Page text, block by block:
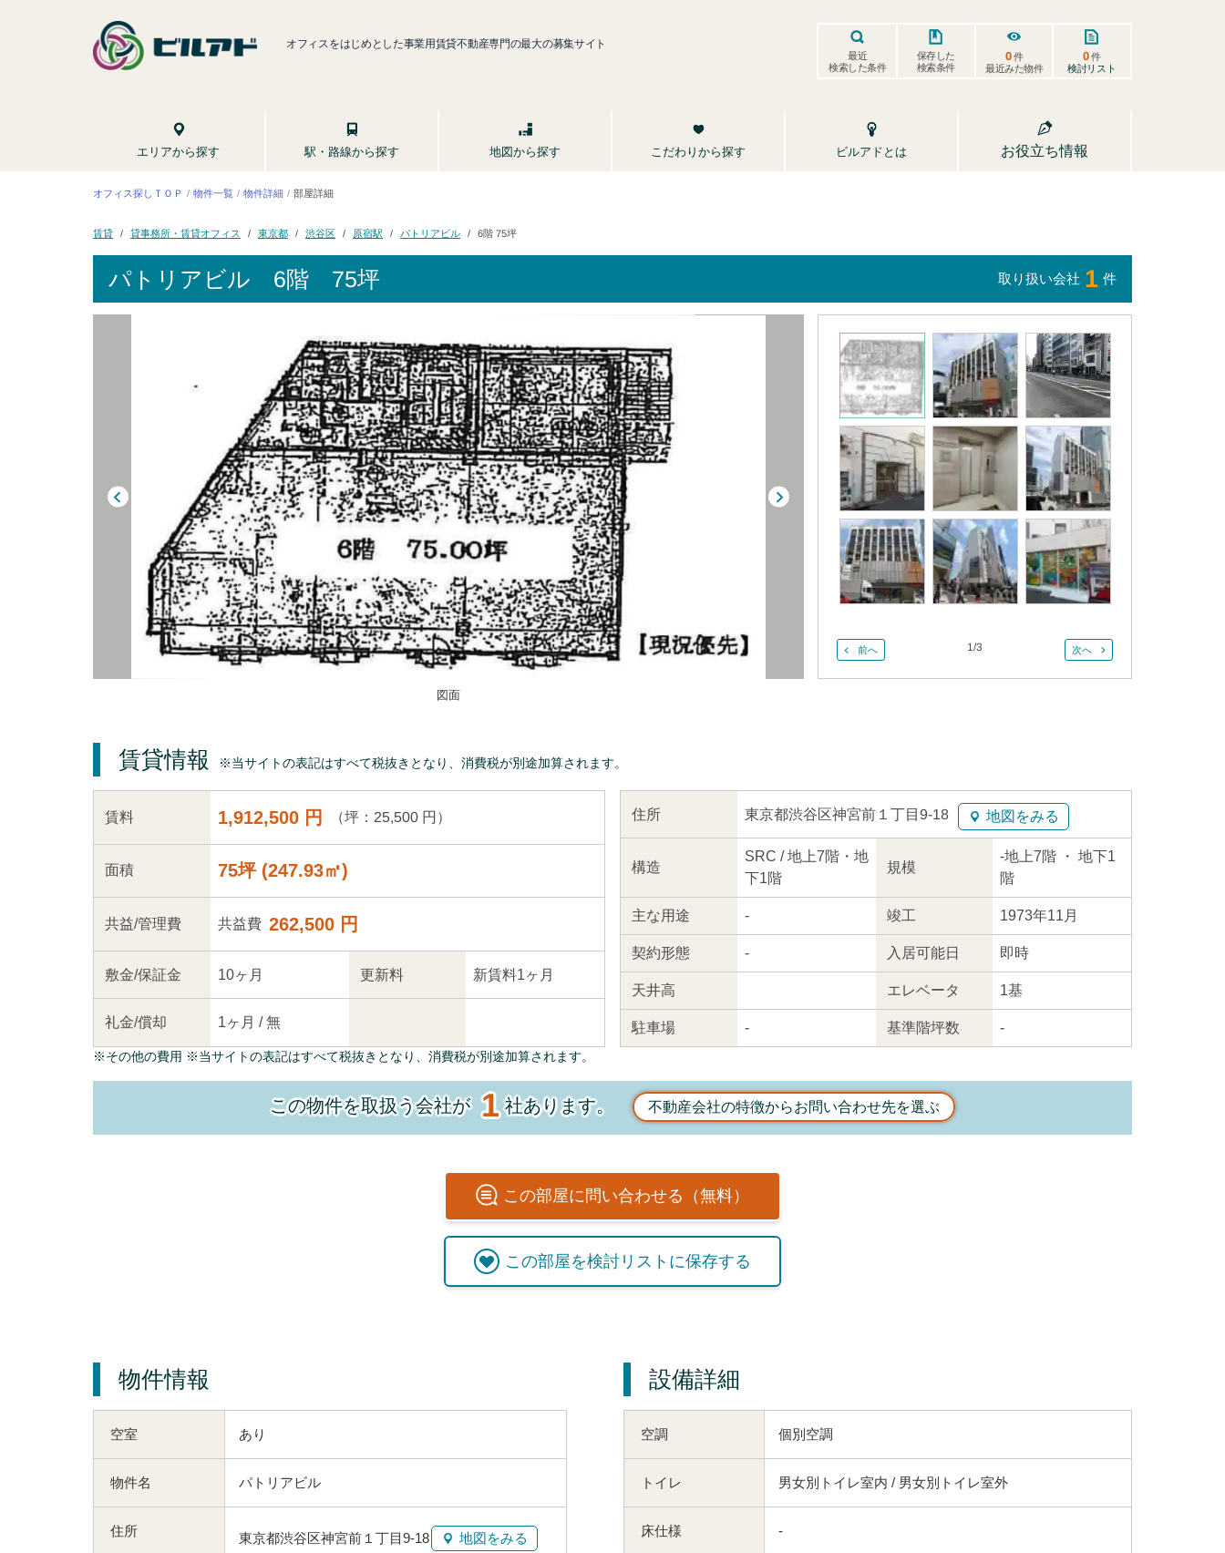
オフィスをはじめとした事業用賃貸不動産専門の最大の募集サイト
最近
検索した条件
保存した
検索条件
0件
最近みた物件
0件
検討リスト
エリアから探す 駅・路線から探す 地図から探す こだわりから探す ビルアドとは お役立ち情報
オフィス探しＴＯＰ 物件一覧 物件詳細 部屋詳細
賃貸 貸事務所・賃貸オフィス 東京都 渋谷区 原宿駅 パトリアビル 6階 75坪
パトリアビル 6階 75坪 取り扱い会社 1 件
図面
前へ 1/3 次へ
賃貸情報 ※当サイトの表記はすべて税抜きとなり、消費税が別途加算されます。
賃料 1,912,500 円 （坪：25,500 円）
面積 75坪 (247.93㎡)
共益/管理費 共益費 262,500 円
敷金/保証金 10ヶ月 更新料 新賃料1ヶ月
礼金/償却 1ヶ月 /無
住所 東京都渋谷区神宮前１丁目9-18 地図をみる
構造
SRC / 地上7階・地
下1階
規模
-地上7階 ・ 地下1
階
主な用途 - 竣工 1973年11月
契約形態 - 入居可能日 即時
天井高 エレベータ 1基
駐車場 - 基準階坪数 -
※その他の費用 ※当サイトの表記はすべて税抜きとなり、消費税が別途加算されます。
この物件を取扱う会社が1社あります。 不動産会社の特徴からお問い合わせ先を選ぶ
この部屋に問い合わせる（無料）
この部屋を検討リストに保存する
物件情報
空室 あり
物件名 パトリアビル
住所 東京都渋谷区神宮前１丁目9-18 地図をみる
設備詳細
空調 個別空調
トイレ 男女別トイレ室内 / 男女別トイレ室外
床仕様 -